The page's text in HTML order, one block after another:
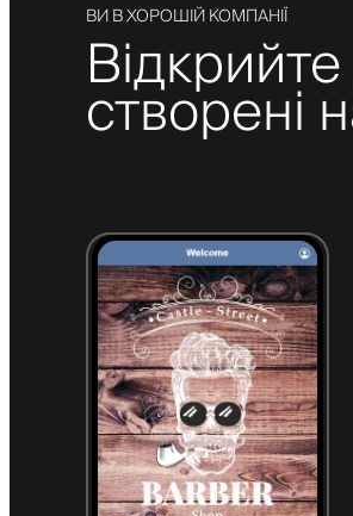
ВИ В ХОРОШІЙ КОМПАНІЇ
створені